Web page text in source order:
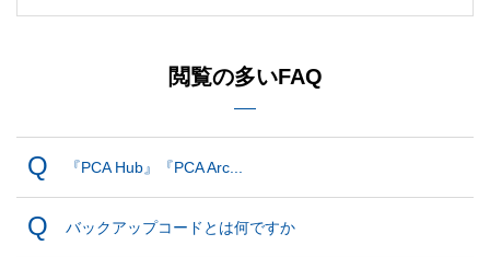
閲覧の多いFAQ
『PCA Hub』『PCA Arc...
バックアップコードとは何ですか